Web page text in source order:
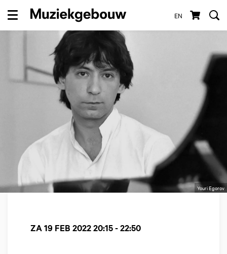
EN
Menu
Youri Egorov
ZA 19 FEB 202220:15 - 22:50